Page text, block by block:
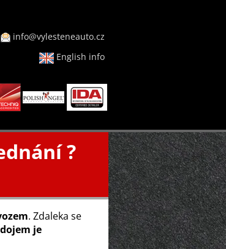
info@vylesteneauto.cz
English info
?
. Zdaleka se
je